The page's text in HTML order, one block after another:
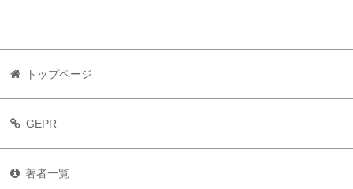
トップページ
GEPR
著者一覧